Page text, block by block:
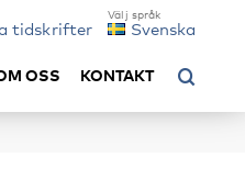
tidskrifter Svenska
OSS KONTAKT